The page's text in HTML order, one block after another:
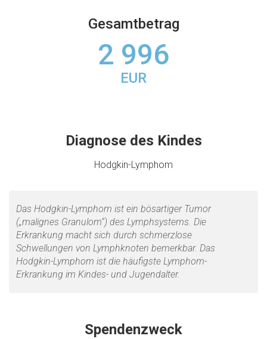
Gesamtbetrag
2 996
EUR
Diagnose des Kindes
Hodgkin-Lymphom
Das Hodgkin-Lymphom ist ein bösartiger Tumor
(„malignes Granulom“) des Lymphsystems. Die
Erkrankung macht sich durch schmerzlose
Schwellungen von Lymphknoten bemerkbar. Das
Hodgkin-Lymphom ist die häufigste Lymphom-
Erkrankung im Kindes- und Jugendalter.
Spendenzweck